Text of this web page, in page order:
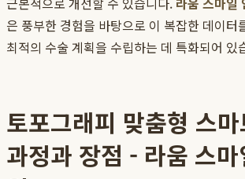
은 풍부한 경험을 바탕으로 이 복잡한 데이터
최적의 수술 계획을 수립하는 데 특화되어 있
토포그래피 맞춤형 스
과정과 장점 - 라움 스마